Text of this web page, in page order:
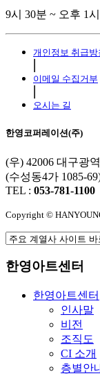
9시 30분 ~ 오후 1
개인정보 취급방
이메일 수집거부
오시는 길
한영코퍼레이션(주)
(우) 42006 대구광
(수성동4가 1085-
TEL : 053-781-1100
Copyright ©
한영아트센터
한영아트센터
인사말
비전
조직도
CI 소개
층별안